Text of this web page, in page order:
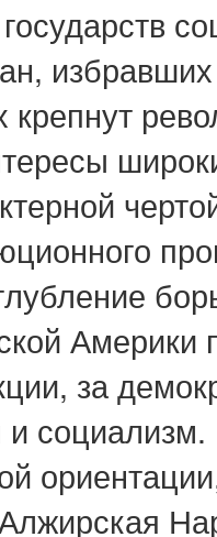
крепнут
Америки
за